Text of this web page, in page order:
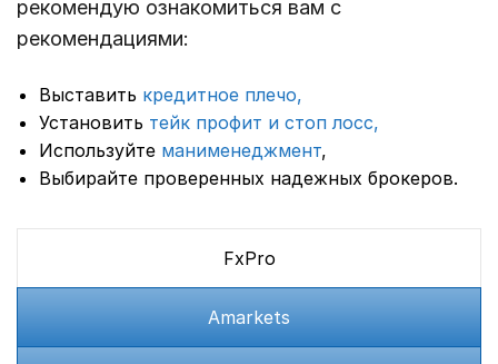
рекомендую ознакомиться вам с
рекомендациями:
Выставить кредитное плечо,
Установить тейк профит и стоп лосс,
Используйте манименеджмент,
Выбирайте проверенных надежных брокеров.
FxPro
Amarkets